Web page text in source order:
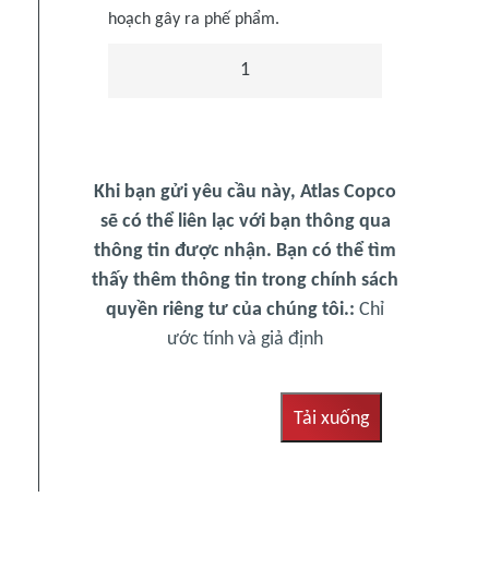
hoạch gây ra phế phẩm.
1
Khi bạn gửi yêu cầu này, Atlas Copco
sẽ có thể liên lạc với bạn thông qua
thông tin được nhận. Bạn có thể tìm
thấy thêm thông tin trong chính sách
quyền riêng tư của chúng tôi.: Chỉ
ước tính và giả định
Tải xuống